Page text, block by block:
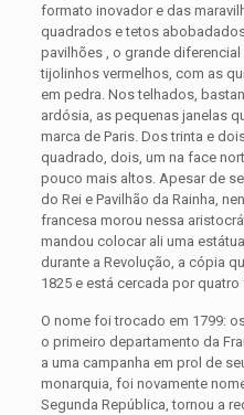
formato inovador e das
quadrados e tetos
pavilhões , o grande
tijolinhos vermelhos, com as
em pedra. Nos telhados,
ardósia, as pequenas janelas
marca de Paris. Dos trinta e
quadrado, dois, um na face
pouco mais altos. Apesar de
do Rei e Pavilhão da Rainha,
francesa morou nessa
mandou colocar ali uma
durante a Revolução, a cópia
1825 e está cercada por quatro
O nome foi trocado em 1799:
o primeiro departamento da
a uma campanha em prol de
monarquia, foi novamente
Segunda República, tornou a